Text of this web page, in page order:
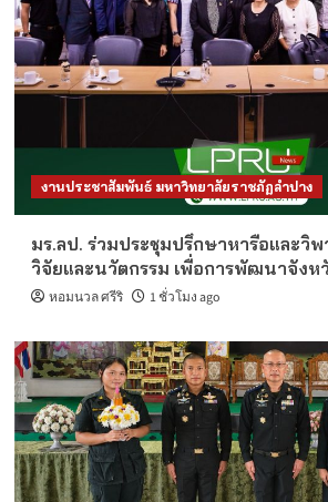
งานประชาสัมพันธ์ มหาวิทยาลัยราชภัฏลำปาง
มร.ลป. ร่วมประชุมปรึกษาหารือและวิ
วิจัยและนวัตกรรม เพื่อการพัฒนาจังห
หอมนวล ศรีริ 1 ชั่วโมง ago